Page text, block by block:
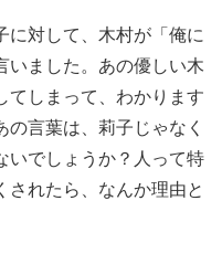
に対して、木村が「俺に
いました。あの優しい木
てしまって、わかります
言葉は、莉子じゃなく
いでしょうか？人って特
されたら、なんか理由と